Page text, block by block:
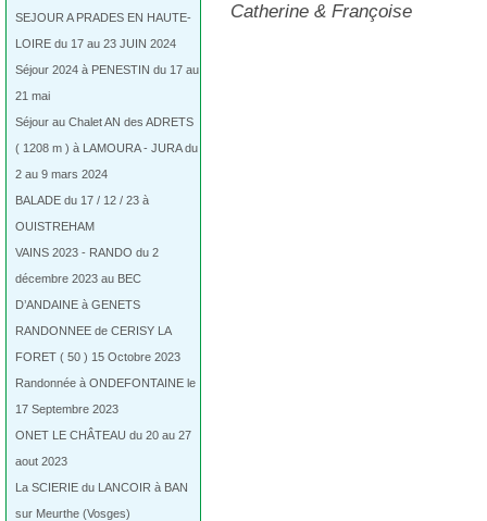
SEJOUR A PRADES EN HAUTE-
LOIRE du 17 au 23 JUIN 2024
Séjour 2024 à PENESTIN du 17 au
21 mai
Séjour au Chalet AN des ADRETS
( 1208 m ) à LAMOURA - JURA du
2 au 9 mars 2024
BALADE du 17 / 12 / 23 à
OUISTREHAM
VAINS 2023 - RANDO du 2
décembre 2023 au BEC
D’ANDAINE à GENETS
RANDONNEE de CERISY LA
FORET ( 50 ) 15 Octobre 2023
Randonnée à ONDEFONTAINE le
17 Septembre 2023
ONET LE CHÂTEAU du 20 au 27
aout 2023
La SCIERIE du LANCOIR à BAN
sur Meurthe (Vosges)
Catherine & Françoise